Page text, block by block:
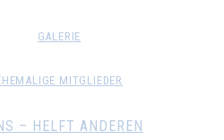
GALERIE
MITGLIEDER
– HELFT ANDEREN